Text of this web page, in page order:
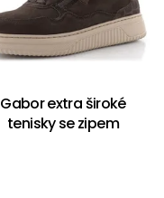
Gabor extra široké
tenisky se zipem